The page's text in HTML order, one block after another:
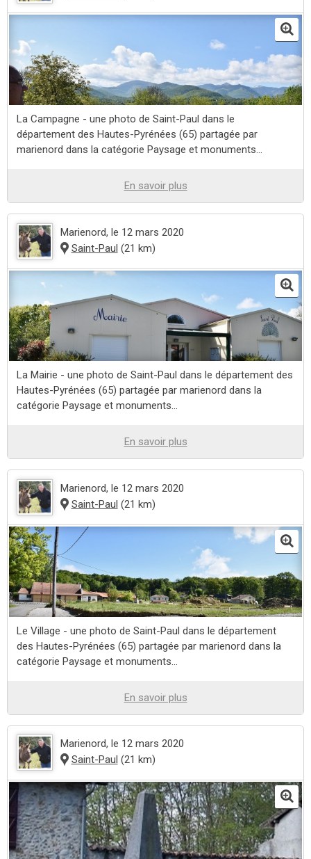
La Campagne - une photo de Saint-Paul dans le
département des Hautes-Pyrénées (65) partagée par
marienord dans la catégorie Paysage et monuments...
En savoir plus
Marienord, le 12 mars 2020
Saint-Paul (21 km)
La Mairie - une photo de Saint-Paul dans le département des
Hautes-Pyrénées (65) partagée par marienord dans la
catégorie Paysage et monuments...
En savoir plus
Marienord, le 12 mars 2020
Saint-Paul (21 km)
Le Village - une photo de Saint-Paul dans le département
des Hautes-Pyrénées (65) partagée par marienord dans la
catégorie Paysage et monuments...
En savoir plus
Marienord, le 12 mars 2020
Saint-Paul (21 km)